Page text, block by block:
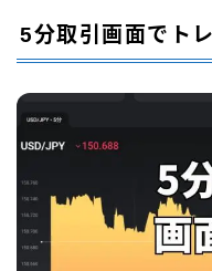
5分取引画面でト